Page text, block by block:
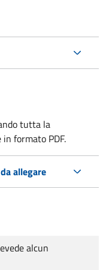
tutta la
formato PDF.
allegare
alcun